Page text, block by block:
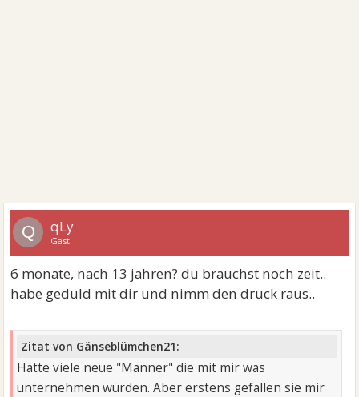
Q qLy
Gast
6 monate, nach 13 jahren? du brauchst noch zeit..
habe geduld mit dir und nimm den druck raus..
Zitat von Gänseblümchen21:
Hätte viele neue "Männer" die mit mir was
unternehmen würden. Aber erstens gefallen sie mir